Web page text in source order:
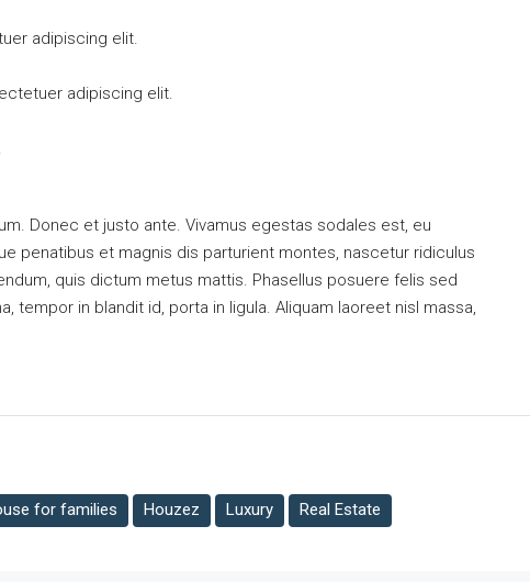
adipiscing elit.
adipiscing elit.
Donec et justo ante. Vivamus egestas sodales est, eu
penatibus et magnis dis parturient montes, nascetur ridiculus
quis dictum metus mattis. Phasellus posuere felis sed
tempor in blandit id, porta in ligula. Aliquam laoreet nisl massa,
for families Houzez Luxury Real Estate